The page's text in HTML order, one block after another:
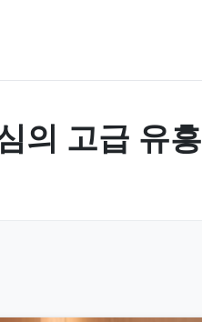
의 고급 유흥